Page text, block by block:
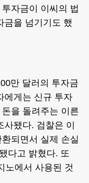
자금이 이씨의 법
금을 넘기기도 했
만 달러의 투자금
에게는 신규 투자
을 돌려주는 이른
사됐다. 검찰은 이
되면서 실제 손실
다고 밝혔다. 또
노에서 사용된 것